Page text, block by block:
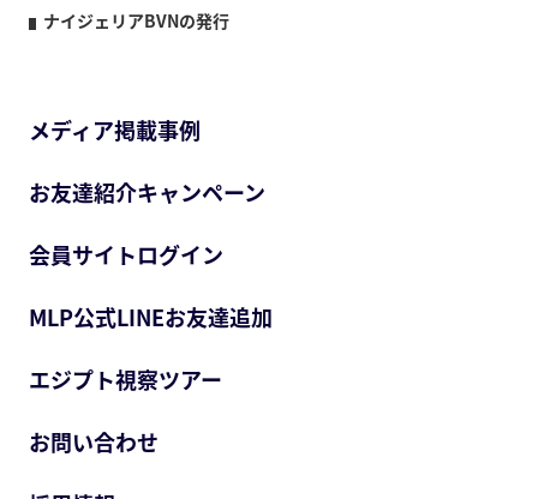
ナイジェリアBVNの発行
メディア掲載事例
お友達紹介キャンペーン
会員サイトログイン
MLP公式LINEお友達追加
エジプト視察ツアー
お問い合わせ